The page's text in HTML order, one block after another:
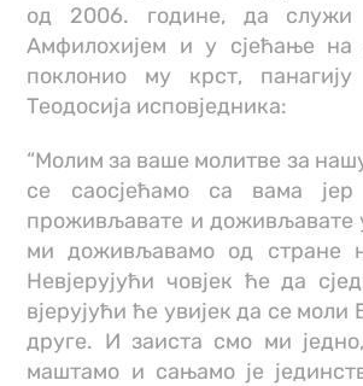
од 2006. године, да служи
Амфилохијем и у сјећање
поклонио му крст,
Теодосија исповједника:
“Молим за ваше молитве за
се саосјећамо са вама
проживљавате и доживљавате
ми доживљавамо од стране
Невјерујући човјек ће да
вјерујући ће увијек да се моли
друге. И заиста смо ми
маштамо и сањамо је